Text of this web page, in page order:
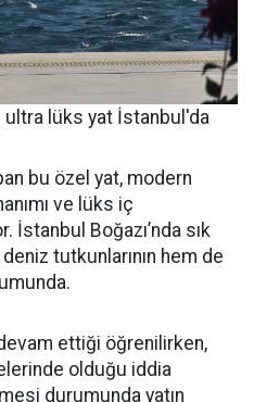
lüks yat İstanbul'da
bu özel yat, modern
ve lüks iç
İstanbul Boğazı’nda sık
tutkunlarının hem de
ettiği öğrenilirken,
olduğu iddia
durumunda yatın